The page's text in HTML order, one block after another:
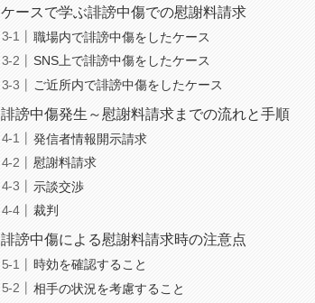
ケースで学ぶ誹謗中傷での慰謝料請求
職場内で誹謗中傷をしたケース
SNS上で誹謗中傷をしたケース
ご近所内で誹謗中傷をしたケース
誹謗中傷発生～慰謝料請求までの流れと手順
発信者情報開示請求
慰謝料請求
示談交渉
裁判
誹謗中傷による慰謝料請求時の注意点
時効を確認すること
相手の状況を考慮すること